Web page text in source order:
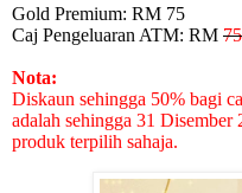
Gold Premium: RM 75
Caj Pengeluaran ATM: RM 75
Nota:
Diskaun sehingga 50% bagi
adalah sehingga 31
produk terpilih sahaja.